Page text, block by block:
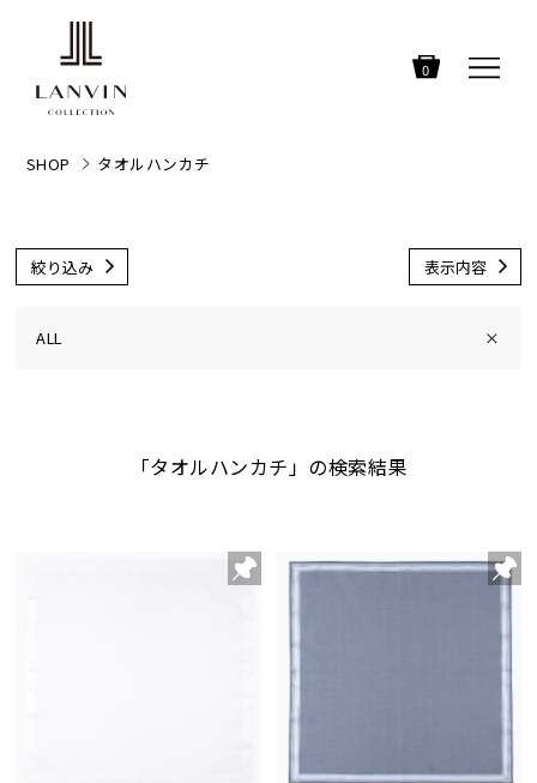
0
SHOP タオルハンカチ
絞り込み 表示内容
ALL ×
「タオルハンカチ」の検索結果